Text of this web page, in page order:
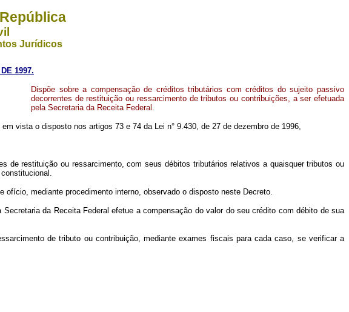
Jurídicos
1997.
Dispõe sobre a compensação de créditos tributários com créditos do sujeito passivo
decorrentes de restituição ou ressarcimento de tributos ou contribuições, a ser efetuada
pela Secretaria da Receita Federal.
vista o disposto nos artigos 73 e 74 da Lei n° 9.430, de 27 de dezembro de 1996,
restituição ou ressarcimento, com seus débitos tributários relativos a quaisquer tributos ou
mediante procedimento interno, observado o disposto neste Decreto.
da Receita Federal efetue a compensação do valor do seu crédito com débito de sua
de tributo ou contribuição, mediante exames fiscais para cada caso, se verificar a